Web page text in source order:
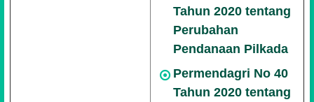
Tahun 2020 tentang
Perubahan
Pendanaan Pilkada
Permendagri No 40
Tahun 2020 tentang